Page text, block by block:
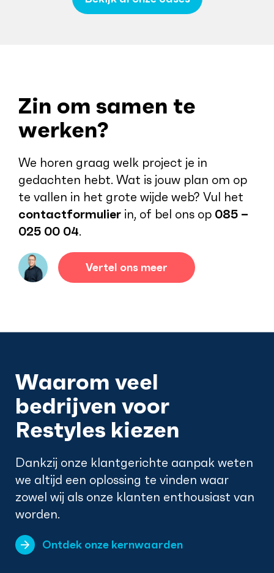
Zin om samen te
werken?
We horen graag welk project je in
gedachten hebt. Wat is jouw plan om op
te vallen in het grote wijde web? Vul het
contactformulier in, of bel ons op 085 –
025 00 04.
Vertel ons meer
Waarom veel
bedrijven voor
Restyles kiezen
Dankzij onze klantgerichte aanpak weten
we altijd een oplossing te vinden waar
zowel wij als onze klanten enthousiast van
worden.
Ontdek onze kernwaarden